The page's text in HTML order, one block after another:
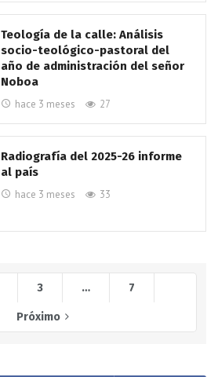
Teología de la calle: Análisis
socio-teológico-pastoral del
año de administración del señor
Noboa
hace 3 meses 27
Radiografía del 2025-26 informe
al país
hace 3 meses 33
3 … 7
Próximo